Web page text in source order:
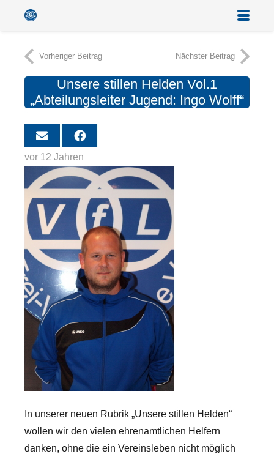
Vorheriger Beitrag Nächster Beitrag
Unsere stillen Helden Vol.1
„Abteilungsleiter Jugend: Ingo Wolff“
vor 12 Jahren
In unserer neuen Rubrik „Unsere stillen Helden“
wollen wir den vielen ehrenamtlichen Helfern
danken, ohne die ein Vereinsleben nicht möglich